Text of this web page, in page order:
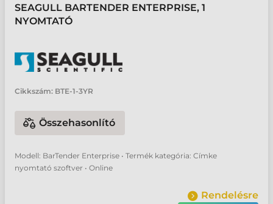
SEAGULL BARTENDER ENTERPRISE, 1
NYOMTATÓ
Cikkszám: BTE-1-3YR
Összehasonlító
Modell: BarTender Enterprise • Termék kategória: Címke
nyomtató szoftver • Online
Rendelésre